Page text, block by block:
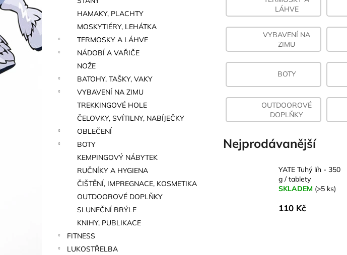
a
n
e
l
HAMAKY, PLACHTY
MOSKYTIÉRY, LEHÁTKA
TERMOSKY A LÁHVE
NÁDOBÍ A VAŘIČE
NOŽE
BATOHY, TAŠKY, VAKY
VYBAVENÍ NA ZIMU
TREKKINGOVÉ HOLE
ČELOVKY, SVÍTILNY, NABÍJEČKY
OBLEČENÍ
BOTY
KEMPINGOVÝ NÁBYTEK
RUČNÍKY A HYGIENA
ČIŠTĚNÍ, IMPREGNACE, KOSMETIKA
OUTDOOROVÉ DOPLŇKY
SLUNEČNÍ BRÝLE
KNIHY, PUBLIKACE
FITNESS
LUKOSTŘELBA
LÁHVE
VYBAVENÍ NA
ZIMU
BOTY
OUTDOOROVÉ
DOPLŇKY
Nejprodávanější
YATE Tuhý líh - 350
g / tablety
SKLADEM (>5 ks)
110 Kč